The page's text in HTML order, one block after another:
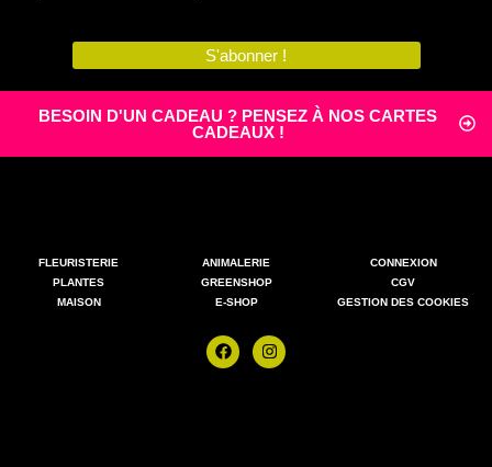
S'abonner !
BESOIN D'UN CADEAU ? PENSEZ À NOS CARTES
CADEAUX !
FLEURISTERIE
PLANTES
MAISON
ANIMALERIE
GREENSHOP
E-SHOP
CONNEXION
CGV
GESTION DES COOKIES